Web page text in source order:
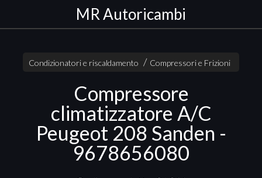
MR Autoricambi
Condizionatori e riscaldamento Compressori e Frizioni
Compressore
climatizzatore A/C
Peugeot 208 Sanden -
9678656080